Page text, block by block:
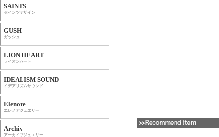
SAINTS
セインツデザイン
GUSH
ガッシュ
LION HEART
ライオンハート
IDEALISM SOUND
イデアリズムサウンド
Elenore
エレノアジュエリー
Archiv
アーカイブジュエリー